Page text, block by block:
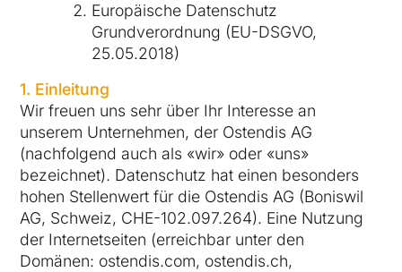
Europäische Datenschutz
Grundverordnung (EU-DSGVO,
25.05.2018)
1. Einleitung
Wir freuen uns sehr über Ihr Interesse an
unserem Unternehmen, der Ostendis AG
(nachfolgend auch als «wir» oder «uns»
bezeichnet). Datenschutz hat einen besonders
hohen Stellenwert für die Ostendis AG (Boniswil
AG, Schweiz, CHE-102.097.264). Eine Nutzung
der Internetseiten (erreichbar unter den
Domänen: ostendis.com, ostendis.ch,